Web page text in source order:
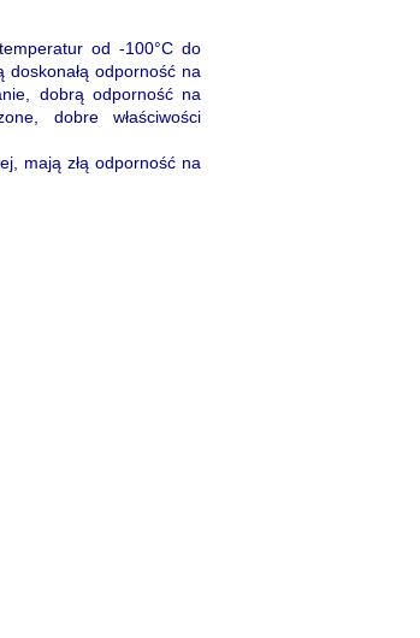
od -100°C do
odporność na
dobrą odporność na
dobre właściwości
mają złą odporność na